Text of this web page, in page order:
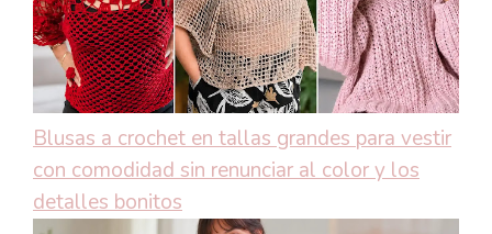
Blusas a crochet en tallas grandes para vestir
con comodidad sin renunciar al color y los
detalles bonitos